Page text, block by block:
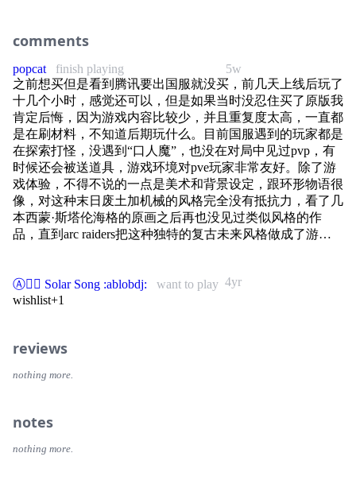
comments
5w
popcat
finish playing
之前想买但是看到腾讯要出国服就没买，前几天上线后玩了
十几个小时，感觉还可以，但是如果当时没忍住买了原版我
肯定后悔，因为游戏内容比较少，并且重复度太高，一直都
是在刷材料，不知道后期玩什么。目前国服遇到的玩家都是
在探索打怪，没遇到“口人魔”，也没在对局中见过pvp，有
时候还会被送道具，游戏环境对pve玩家非常友好。除了游
戏体验，不得不说的一点是美术和背景设定，跟环形物语很
像，对这种末日废土加机械的风格完全没有抵抗力，看了几
本西蒙·斯塔伦海格的原画之后再也没见过类似风格的作
品，直到arc raiders把这种独特的复古未来风格做成了游
4yr
Ⓐ🏳️‍🌈 Solar Song :ablobdj:
want to play
wishlist+1
reviews
nothing more.
notes
nothing more.